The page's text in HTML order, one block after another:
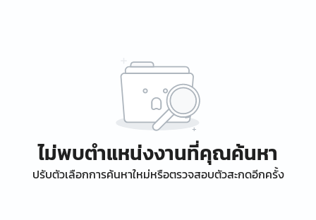
ไม่พบตำแหน่งงานที่คุณค้นหา
ปรับตัวเลือกการค้นหาใหม่หรือตรวจสอบตัวสะกดอีกครั้ง